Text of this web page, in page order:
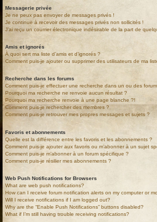
Messagerie privée
Je ne peux pas envoyer de messages privés !
Je continue à recevoir des messages privés non sollicités !
J’ai reçu un courrier électronique indésirable de la part de
Amis et ignorés
À quoi sert ma liste d’amis et d’ignorés ?
Comment puis-je ajouter ou supprimer des utilisateurs de ma
Recherche dans les forums
Comment puis-je effectuer une recherche dans un ou des
Pourquoi ma recherche ne renvoie aucun résultat ?
Pourquoi ma recherche renvoie à une page blanche ?!
Comment puis-je rechercher des membres ?
Comment puis-je retrouver mes propres messages et sujets ?
Favoris et abonnements
Quelle est la différence entre les favoris et les abonnements ?
Comment puis-je ajouter aux favoris ou m’abonner à un sujet
Comment puis-je m’abonner à un forum spécifique ?
Comment puis-je résilier mes abonnements ?
Web Push Notifications for Browsers
What are web push notifications?
How can I receive forum notification alerts on my computer or
Will I receive notifications if I am logged out?
Why are the “Enable Push Notifications” buttons disabled?
What if I’m still having trouble receiving notifications?